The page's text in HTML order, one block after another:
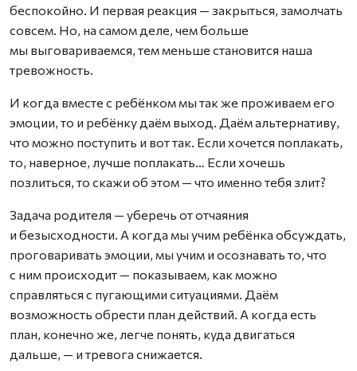
беспокойно. И первая реакция — закрыться, замолчать
совсем. Но, на самом деле, чем больше
мы выговариваемся, тем меньше становится наша
тревожность.
И когда вместе с ребёнком мы так же проживаем его
эмоции, то и ребёнку даём выход. Даём альтернативу,
что можно поступить и вот так. Если хочется поплакать,
то, наверное, лучше поплакать… Если хочешь
позлиться, то скажи об этом — что именно тебя злит?
Задача родителя — уберечь от отчаяния
и безысходности. А когда мы учим ребёнка обсуждать,
проговаривать эмоции, мы учим и осознавать то, что
с ним происходит — показываем, как можно
справляться с пугающими ситуациями. Даём
возможность обрести план действий. А когда есть
план, конечно же, легче понять, куда двигаться
дальше, — и тревога снижается.